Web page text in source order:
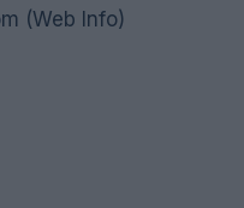
(Web Info)